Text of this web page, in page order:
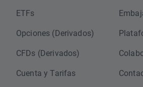
ETFs
Opciones (Derivados)
CFDs (Derivados)
Cuenta y Tarifas